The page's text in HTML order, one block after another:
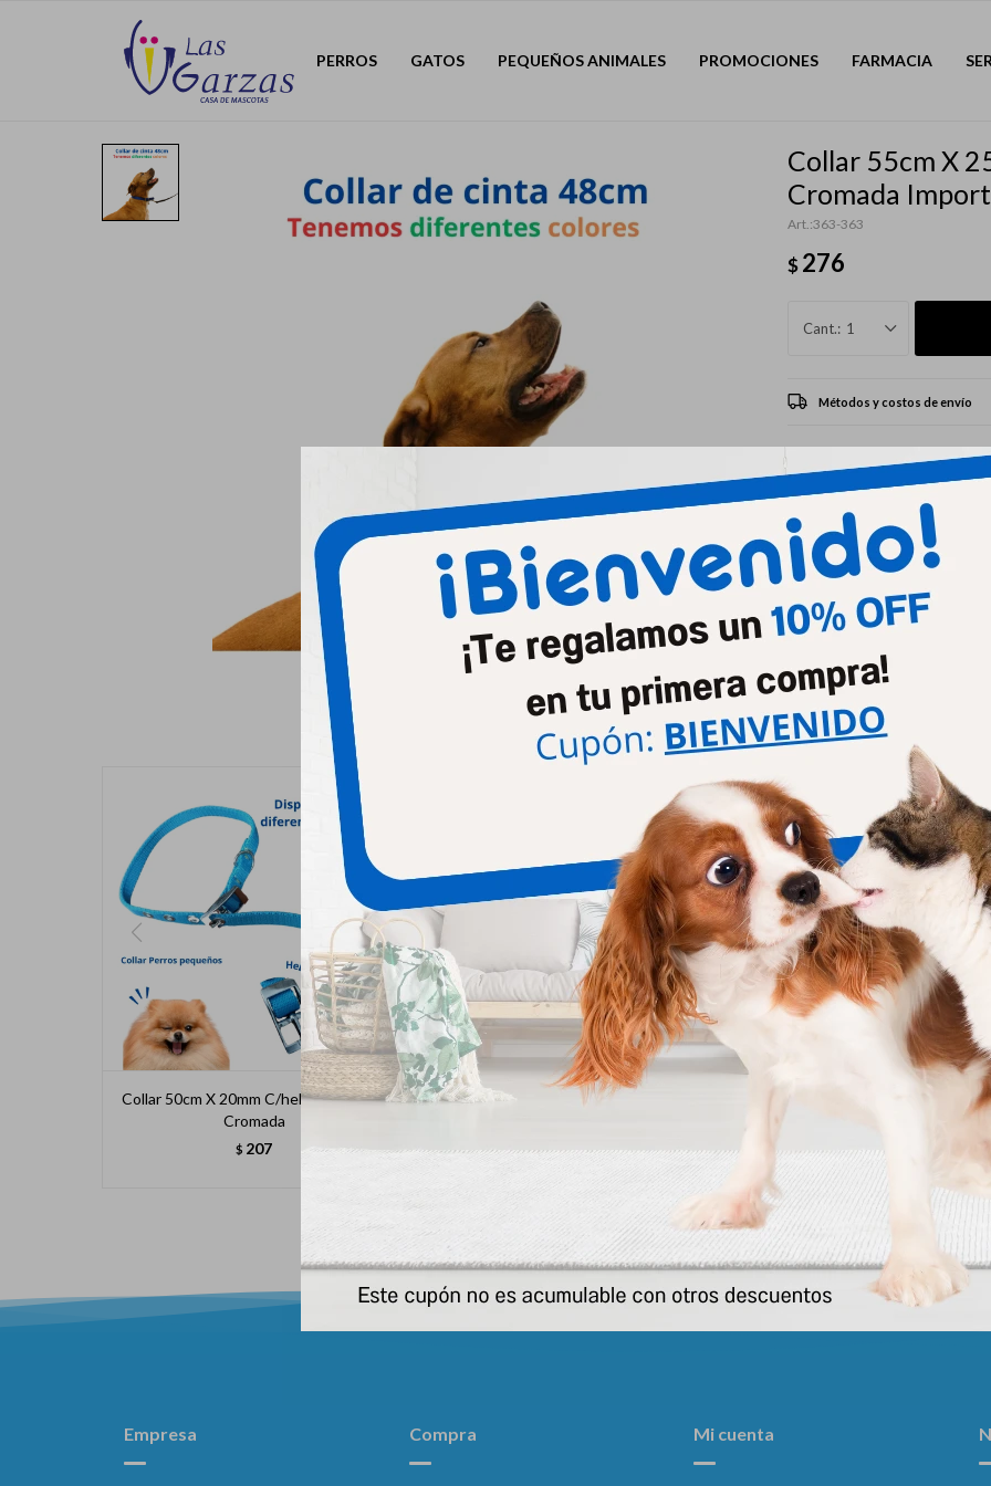
PERROS GATOS PEQUEÑOS ANIMALES PROMOCIONES FARMACIA
Collar 55cm X
Cromada
363-363
$276
1
Métodos y costos de envío
CARACTERÍSTICAS
Mascota
Paseo
Productos que te pueden interesar
Collar 50cm X 20mm C/hebilla P/ Doble
Cromada
$ 207
Cinturon De Seguridad Para Auto
Empresa Compra Mi cuenta